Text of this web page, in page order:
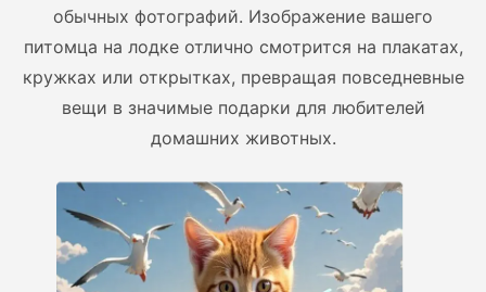
обычных фотографий. Изображение вашего
питомца на лодке отлично смотрится на плакатах,
кружках или открытках, превращая повседневные
вещи в значимые подарки для любителей
домашних животных.